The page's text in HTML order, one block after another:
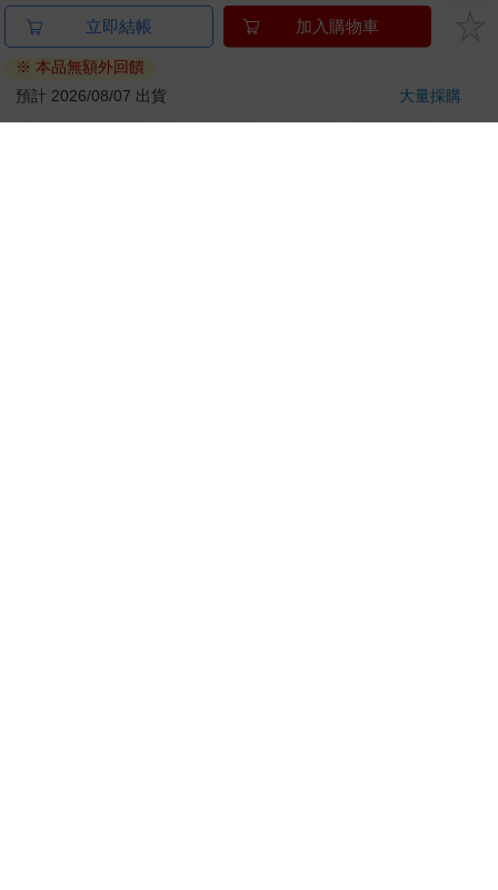
已拆封之個人衛生用品。（如：內衣褲、刮鬍刀、除毛
若非上列種類商品，均享有到貨7天的猶豫期（含例假
日）。
辦理退換貨時，商品（組合商品恕無法接受單獨退貨）必須